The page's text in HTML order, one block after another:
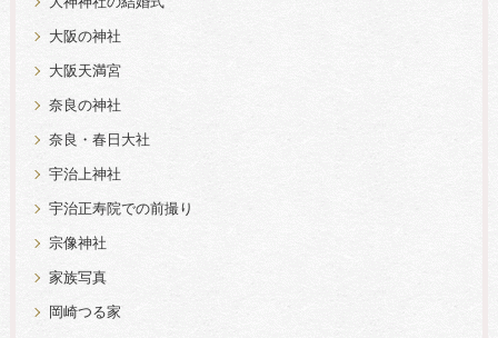
大阪の神社
大阪天満宮
奈良の神社
奈良・春日大社
宇治上神社
宇治正寿院での前撮り
宗像神社
家族写真
岡崎つる家